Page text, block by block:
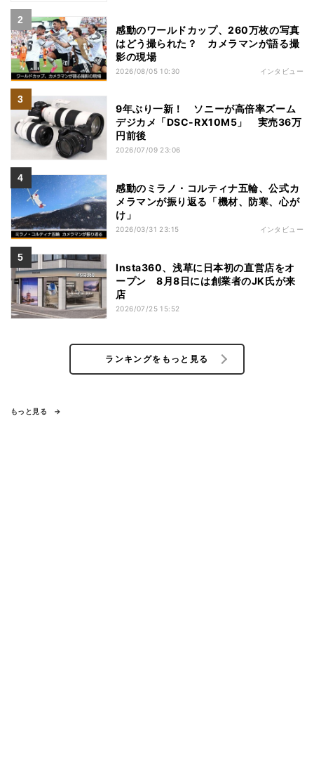
感動のワールドカップ、260万枚の写真
はどう撮られた？ カメラマンが語る撮
影の現場
2026/08/05 10:30 インタビュー
9年ぶり一新！ ソニーが高倍率ズーム
デジカメ「DSC-RX10M5」 実売36万
円前後
2026/07/09 23:06
感動のミラノ・コルティナ五輪、公式カ
メラマンが振り返る「機材、防寒、心が
け」
2026/03/31 23:15 インタビュー
Insta360、浅草に日本初の直営店をオ
ープン 8月8日には創業者のJK氏が来
店
2026/07/25 15:52
ランキングをもっと見る
もっと見る